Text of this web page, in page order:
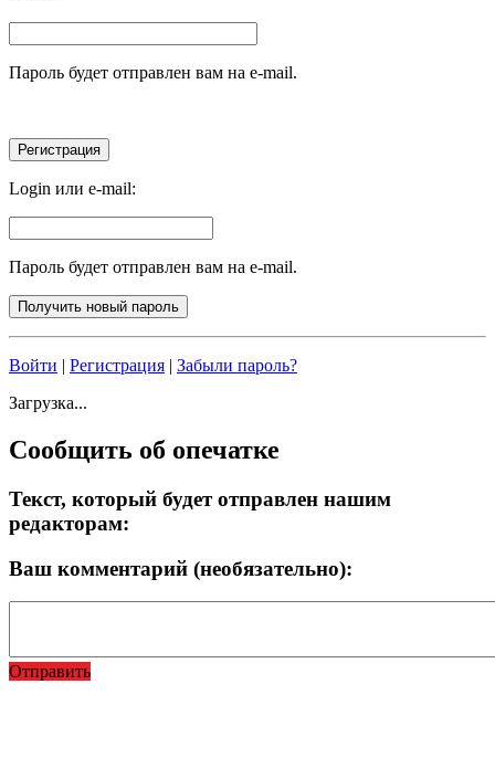
Пароль будет отправлен вам на e-mail.
Login или e-mail:
Пароль будет отправлен вам на e-mail.
Войти | Регистрация | Забыли пароль?
Загрузка...
Сообщить об опечатке
Текст, который будет отправлен нашим
редакторам:
Ваш комментарий (необязательно):
Отправить